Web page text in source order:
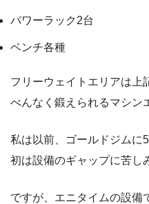
パワーラック2台
ベンチ各種
フリーウェイトエリアは上
べんなく鍛えられるマシン
私は以前、ゴールドジムに
初は設備のギャップに苦し
ですが、エニタイムの設備